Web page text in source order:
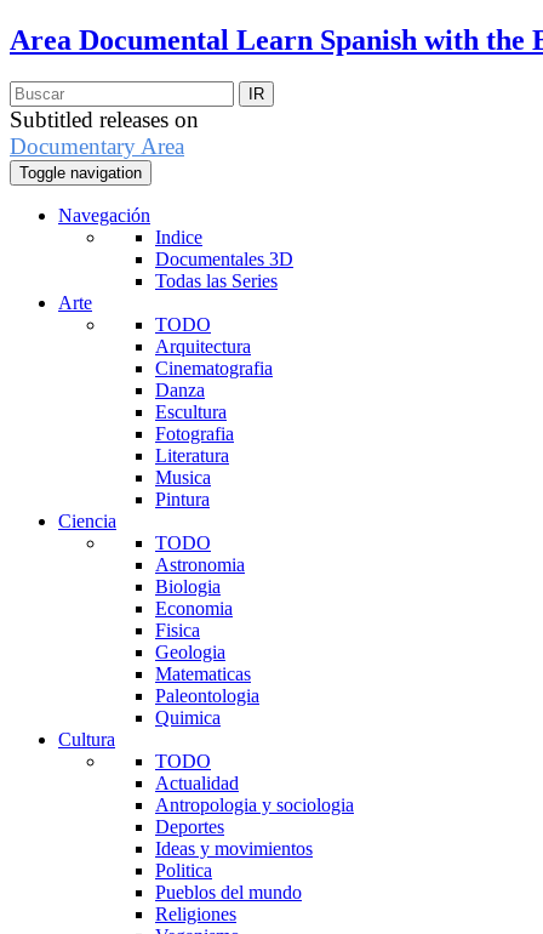
Area Documental Learn Spanish with the
Subtitled releases on
Documentary Area
Toggle navigation
Navegación
Indice
Documentales 3D
Todas las Series
Arte
TODO
Arquitectura
Cinematografia
Danza
Escultura
Fotografia
Literatura
Musica
Pintura
Ciencia
TODO
Astronomia
Biologia
Economia
Fisica
Geologia
Matematicas
Paleontologia
Quimica
Cultura
TODO
Actualidad
Antropologia y sociologia
Deportes
Ideas y movimientos
Politica
Pueblos del mundo
Religiones